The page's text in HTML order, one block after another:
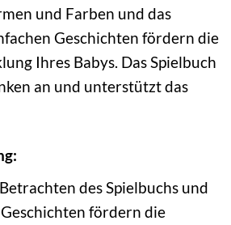
und Farben und das
Geschichten fördern die
Ihres Babys. Das Spielbuch
an und unterstützt das
des Spielbuchs und
fördern die